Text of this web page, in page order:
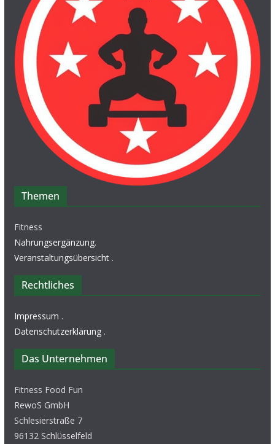
Themen
Fitness
Nahrungsergänzung.
Veranstaltungsübersicht.
Rechtliches
Impressum .
Datenschutzerklärung.
Das Unternehmen
Fitness Food Fun
RewoS GmbH
Schlesierstraße 7
96132 Schlüsselfeld